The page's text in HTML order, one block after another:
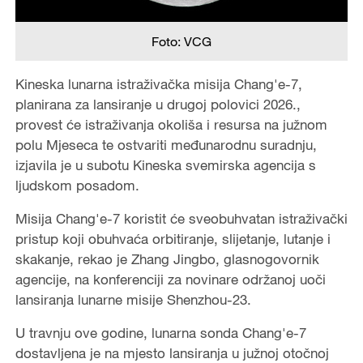
Foto: VCG
Kineska lunarna istraživačka misija Chang'e-7,
planirana za lansiranje u drugoj polovici 2026.,
provest će istraživanja okoliša i resursa na južnom
polu Mjeseca te ostvariti međunarodnu suradnju,
izjavila je u subotu Kineska svemirska agencija s
ljudskom posadom.
Misija Chang'e-7 koristit će sveobuhvatan istraživački
pristup koji obuhvaća orbitiranje, slijetanje, lutanje i
skakanje, rekao je Zhang Jingbo, glasnogovornik
agencije, na konferenciji za novinare održanoj uoči
lansiranja lunarne misije Shenzhou-23.
U travnju ove godine, lunarna sonda Chang'e-7
dostavljena je na mjesto lansiranja u južnoj otočnoj